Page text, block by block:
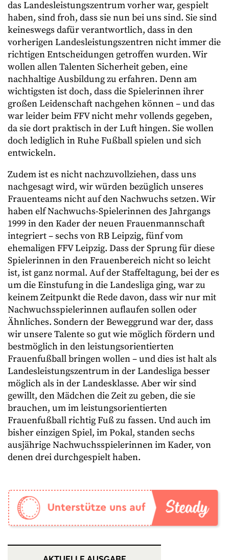
das Landesleistungszentrum vorher war, gespielt
haben, sind froh, dass sie nun bei uns sind. Sie sind
keineswegs dafür verantwortlich, dass in den
vorherigen Landesleistungszentren nicht immer die
richtigen Entscheidungen getroffen wurden. Wir
wollen allen Talenten Sicherheit geben, eine
nachhaltige Ausbildung zu erfahren. Denn am
wichtigsten ist doch, dass die Spielerinnen ihrer
großen Leidenschaft nachgehen können – und das
war leider beim FFV nicht mehr vollends gegeben,
da sie dort praktisch in der Luft hingen. Sie wollen
doch lediglich in Ruhe Fußball spielen und sich
entwickeln.
Zudem ist es nicht nachzuvollziehen, dass uns
nachgesagt wird, wir würden bezüglich unseres
Frauenteams nicht auf den Nachwuchs setzen. Wir
haben elf Nachwuchs-Spielerinnen des Jahrgangs
1999 in den Kader der neuen Frauenmannschaft
integriert – sechs von RB Leipzig, fünf vom
ehemaligen FFV Leipzig. Dass der Sprung für diese
Spielerinnen in den Frauenbereich nicht so leicht
ist, ist ganz normal. Auf der Staffeltagung, bei der es
um die Einstufung in die Landesliga ging, war zu
keinem Zeitpunkt die Rede davon, dass wir nur mit
Nachwuchsspielerinnen auflaufen sollen oder
Ähnliches. Sondern der Beweggrund war der, dass
wir unsere Talente so gut wie möglich fördern und
bestmöglich in den leistungsorientierten
Frauenfußball bringen wollen – und dies ist halt als
Landesleistungszentrum in der Landesliga besser
möglich als in der Landesklasse. Aber wir sind
gewillt, den Mädchen die Zeit zu geben, die sie
brauchen, um im leistungsorientierten
Frauenfußball richtig Fuß zu fassen. Und auch im
bisher einzigen Spiel, im Pokal, standen sechs
ausjährige Nachwuchsspielerinnen im Kader, von
denen drei durchgespielt haben.